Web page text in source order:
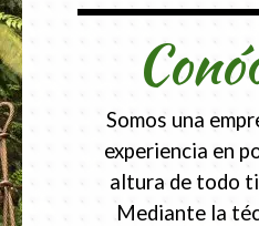
Somos una
experiencia en
altura de todo
Mediante la